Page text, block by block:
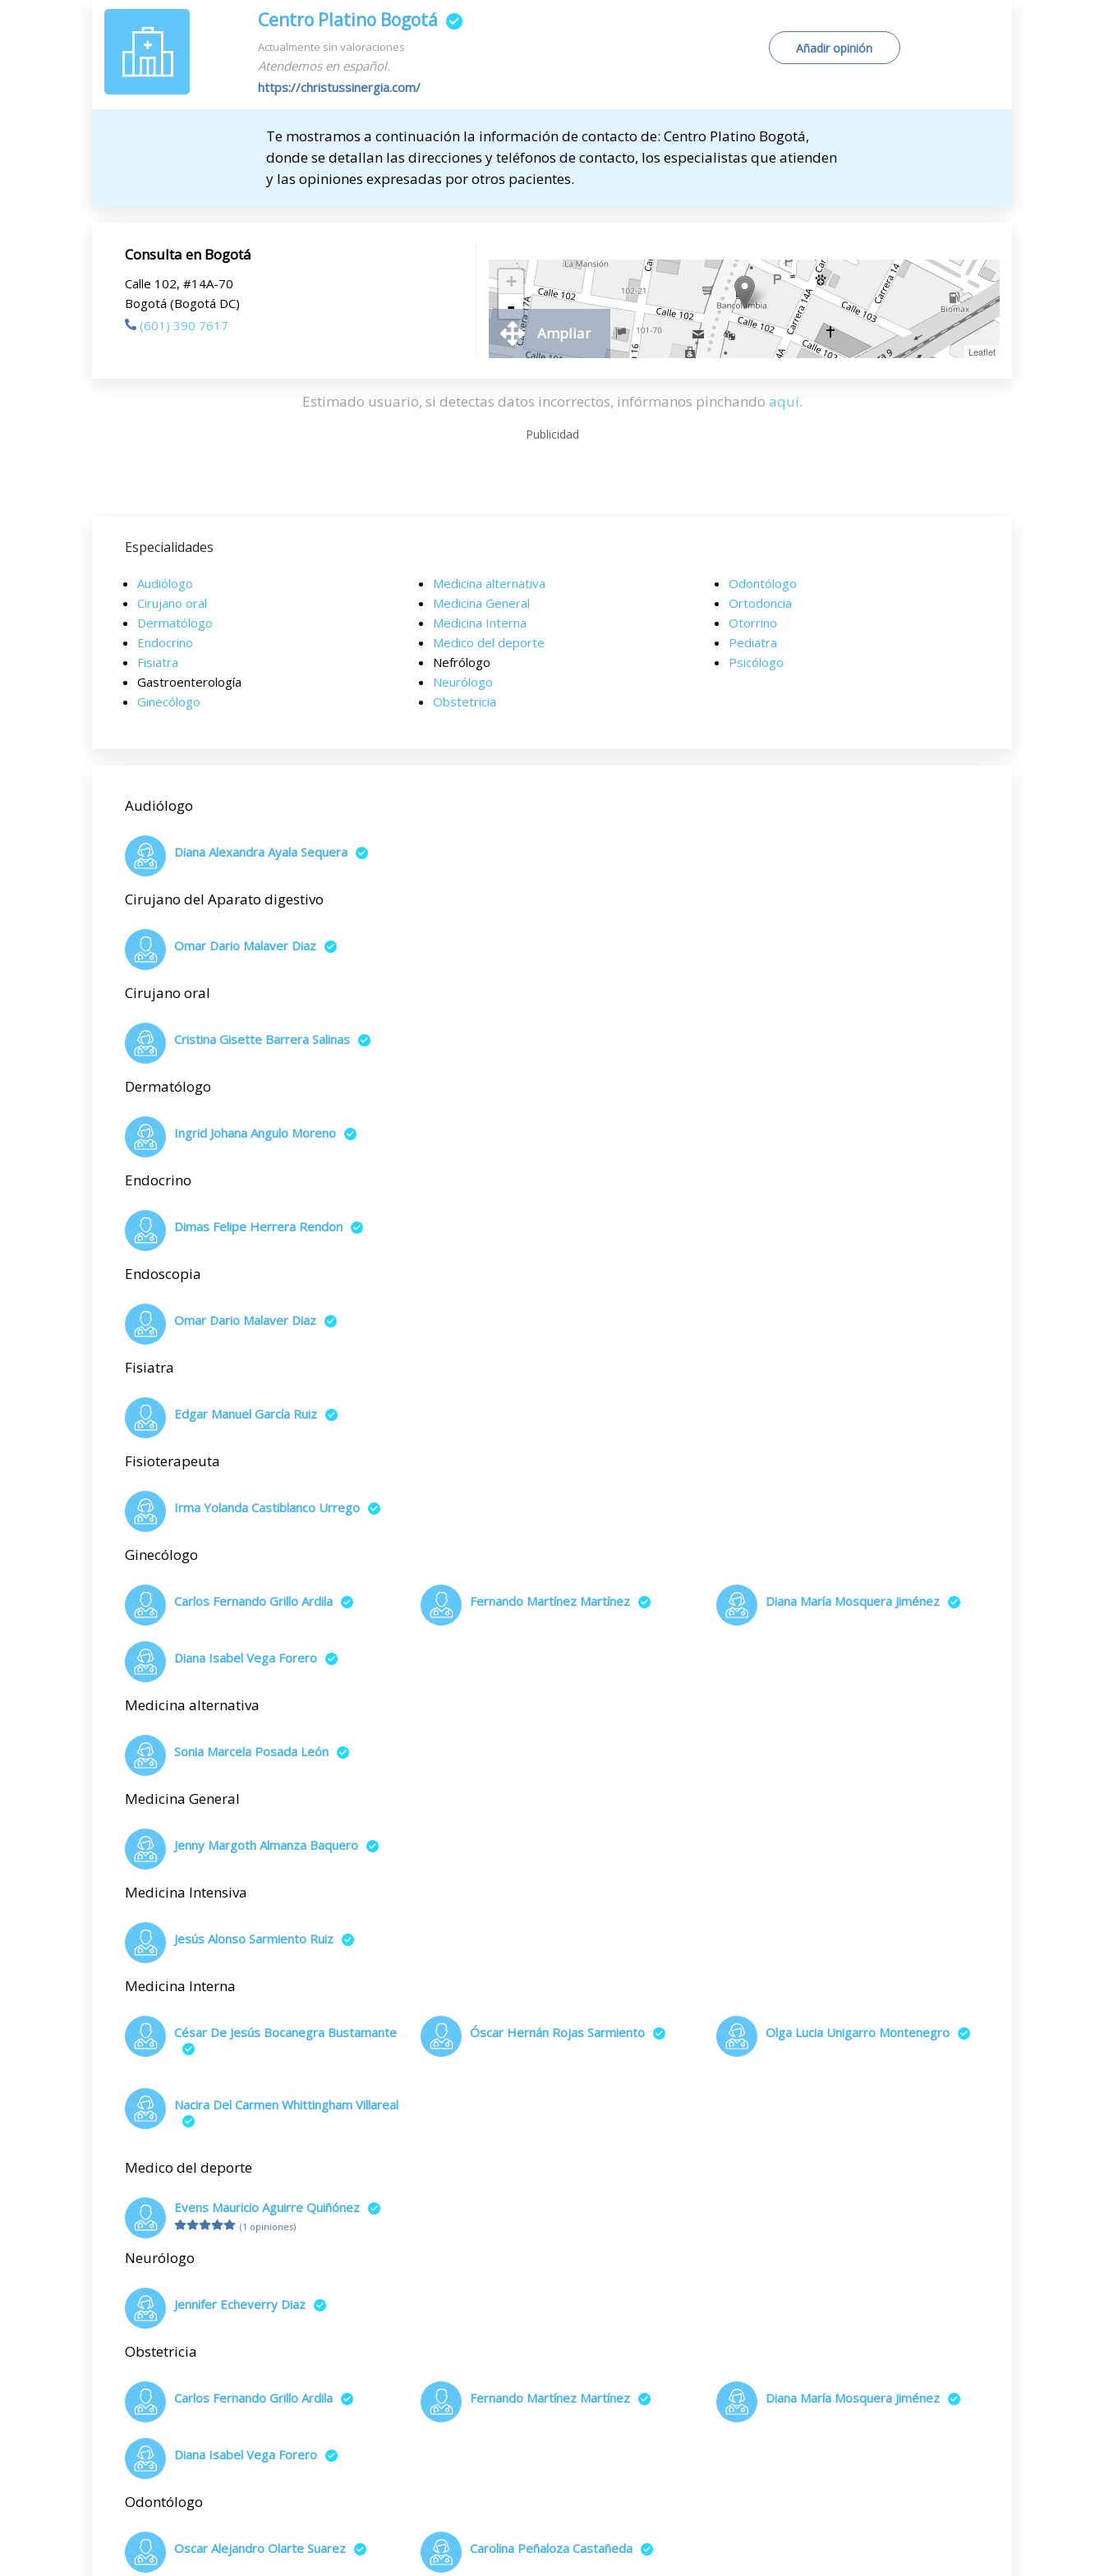
Centro Platino Bogotá
Actualmente sin valoraciones
Atendemos en español.
https://christussinergia.com/
Añadir opinión
Te mostramos a continuación la información de contacto de: Centro Platino Bogotá,
donde se detallan las direcciones y teléfonos de contacto, los especialistas que atienden
y las opiniones expresadas por otros pacientes.
Consulta en Bogotá
Calle 102, #14A-70
Bogotá (Bogotá DC)
(601) 390 7617
+
-
Leaflet
Ampliar
Estimado usuario, si detectas datos incorrectos, infórmanos pinchando aquí.
Publicidad
Especialidades
Audiólogo
Cirujano oral
Dermatólogo
Endocrino
Fisiatra
Gastroenterología
Ginecólogo
Medicina alternativa
Medicina General
Medicina Interna
Medico del deporte
Nefrólogo
Neurólogo
Obstetricia
Odontólogo
Ortodoncia
Otorrino
Pediatra
Psicólogo
Audiólogo
Diana Alexandra Ayala Sequera
Cirujano del Aparato digestivo
Omar Dario Malaver Diaz
Cirujano oral
Cristina Gisette Barrera Salinas
Dermatólogo
Ingrid Johana Angulo Moreno
Endocrino
Dimas Felipe Herrera Rendon
Endoscopia
Omar Dario Malaver Diaz
Fisiatra
Edgar Manuel García Ruiz
Fisioterapeuta
Irma Yolanda Castiblanco Urrego
Ginecólogo
Carlos Fernando Grillo Ardila Fernando Martínez Martínez Diana María Mosquera Jiménez
Diana Isabel Vega Forero
Medicina alternativa
Sonia Marcela Posada León
Medicina General
Jenny Margoth Almanza Baquero
Medicina Intensiva
Jesús Alonso Sarmiento Ruiz
Medicina Interna
César De Jesús Bocanegra Bustamante Óscar Hernán Rojas Sarmiento Olga Lucia Unigarro Montenegro
Nacira Del Carmen Whittingham Villareal
Medico del deporte
Evens Mauricio Aguirre Quiñónez
(1 opiniones)
Neurólogo
Jennifer Echeverry Diaz
Obstetricia
Carlos Fernando Grillo Ardila Fernando Martínez Martínez Diana María Mosquera Jiménez
Diana Isabel Vega Forero
Odontólogo
Oscar Alejandro Olarte Suarez Carolina Peñaloza Castañeda